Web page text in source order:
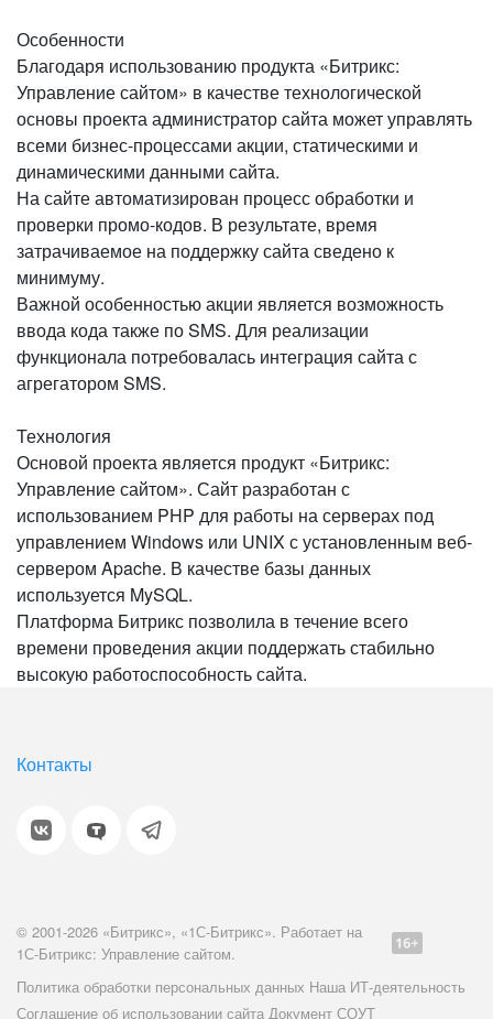
Особенности
Благодаря использованию продукта «Битрикс:
Управление сайтом» в качестве технологической
основы проекта администратор сайта может управлять
всеми бизнес-процессами акции, статическими и
динамическими данными сайта.
На сайте автоматизирован процесс обработки и
проверки промо-кодов. В результате, время
затрачиваемое на поддержку сайта сведено к
минимуму.
Важной особенностью акции является возможность
ввода кода также по SMS. Для реализации
функционала потребовалась интеграция сайта с
агрегатором SMS.
Технология
Основой проекта является продукт «Битрикс:
Управление сайтом». Сайт разработан с
использованием PHP для работы на серверах под
управлением Windows или UNIX с установленным веб-
сервером Apache. В качестве базы данных
используется MySQL.
Платформа Битрикс позволила в течение всего
времени проведения акции поддержать стабильно
высокую работоспособность сайта.
Контакты
© 2001-2026 «Битрикс», «1С-Битрикс». Работает на
1С-Битрикс: Управление сайтом.
Политика обработки персональных данных Наша ИТ-деятельность
Соглашение об использовании сайта Документ СОУТ